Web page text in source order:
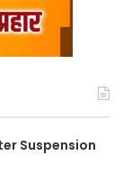
Suspension